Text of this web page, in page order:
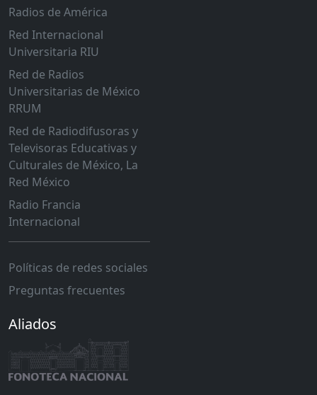
Radios de América
Red Internacional
Universitaria RIU
Red de Radios
Universitarias de México
RRUM
Red de Radiodifusoras y
Televisoras Educativas y
Culturales de México, La
Red México
Radio Francia
Internacional
Políticas de redes sociales
Preguntas frecuentes
Aliados